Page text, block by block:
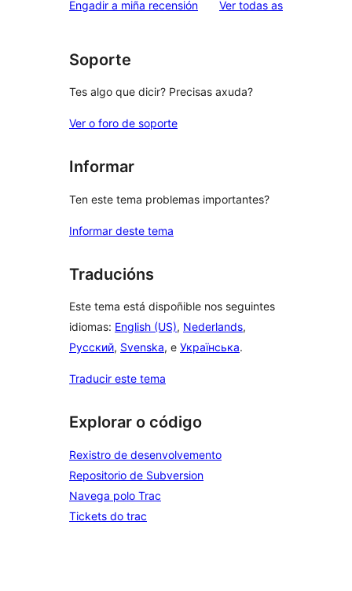
Engadir a miña recensión Ver todas asvaloracións
Soporte
Tes algo que dicir? Precisas axuda?
Ver o foro de soporte
Informar
Ten este tema problemas importantes?
Informar deste tema
Traducións
Este tema está dispoñible nos seguintes
idiomas: English (US), Nederlands,
Русский, Svenska, e Українська.
Traducir este tema
Explorar o código
Rexistro de desenvolvemento
Repositorio de Subversion
Navega polo Trac
Tickets do trac